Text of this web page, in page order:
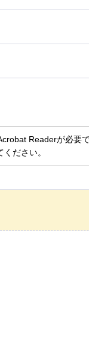
Readerが必要
ださい。